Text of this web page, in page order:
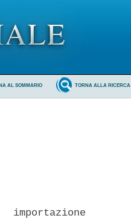
TORNA ALLA RICERCA
AL SOMMARIO
importazione